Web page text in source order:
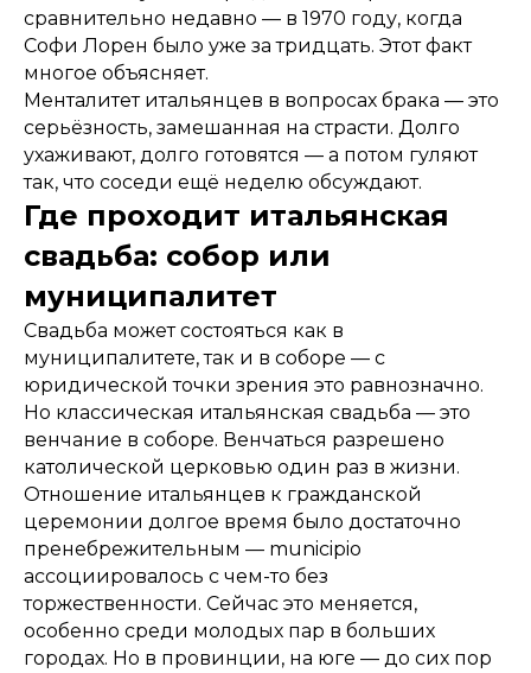
сравнительно недавно — в 1970 году, когда
Софи Лорен было уже за тридцать. Этот факт
многое объясняет.
Менталитет итальянцев в вопросах брака — это
серьёзность, замешанная на страсти. Долго
ухаживают, долго готовятся — а потом гуляют
так, что соседи ещё неделю обсуждают.
Где проходит итальянская
свадьба: собор или
муниципалитет
Свадьба может состояться как в
муниципалитете, так и в соборе — с
юридической точки зрения это равнозначно.
Но классическая итальянская свадьба — это
венчание в соборе. Венчаться разрешено
католической церковью один раз в жизни.
Отношение итальянцев к гражданской
церемонии долгое время было достаточно
пренебрежительным — municipio
ассоциировалось с чем-то без
торжественности. Сейчас это меняется,
особенно среди молодых пар в больших
городах. Но в провинции, на юге — до сих пор